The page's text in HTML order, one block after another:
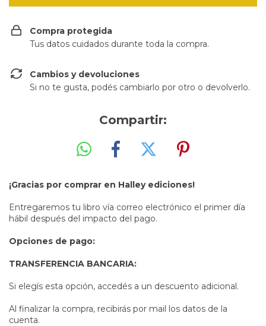
Compra protegida
Tus datos cuidados durante toda la compra.
Cambios y devoluciones
Si no te gusta, podés cambiarlo por otro o devolverlo.
Compartir:
¡Gracias por comprar en Halley ediciones!
Entregaremos tu libro vía correo electrónico el primer día
hábil después del impacto del pago.
Opciones de pago:
TRANSFERENCIA BANCARIA:
Si elegís esta opción, accedés a un descuento adicional.
Al finalizar la compra, recibirás por mail los datos de la
cuenta.